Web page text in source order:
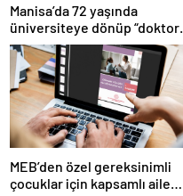
Manisa’da 72 yaşında
üniversiteye dönüp “doktor”
ünvanı aldı
MEB’den özel gereksinimli
çocuklar için kapsamlı aile